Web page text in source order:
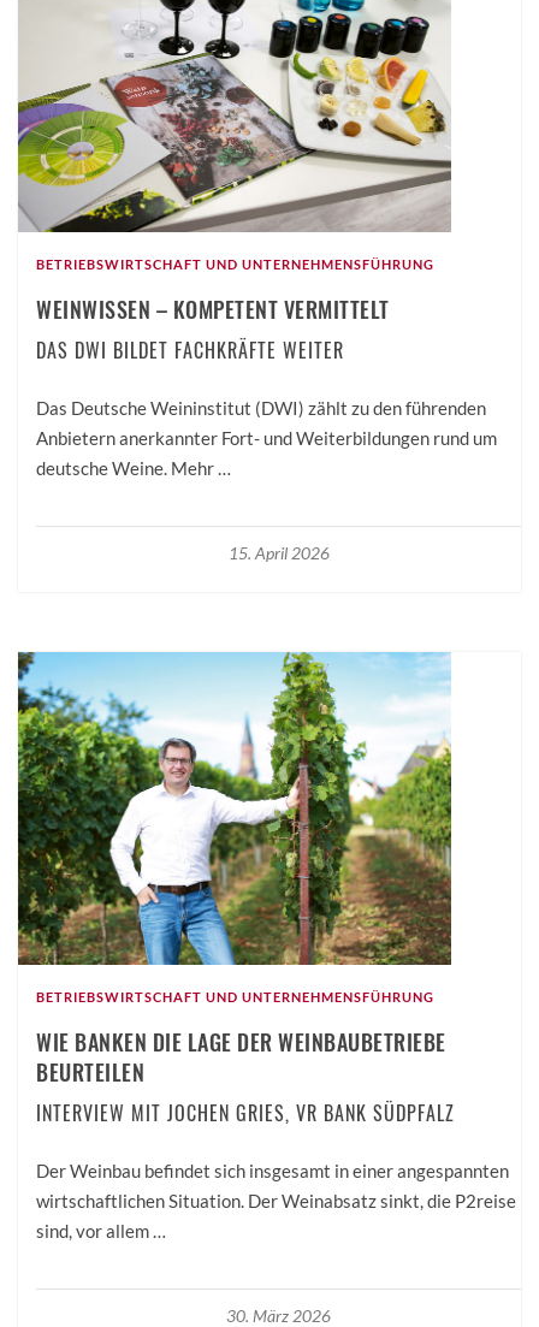
BETRIEBSWIRTSCHAFT UND UNTERNEHMENSFÜHRUNG
WEINWISSEN – KOMPETENT VERMITTELT
DAS DWI BILDET FACHKRÄFTE WEITER
Das Deutsche Weininstitut (DWI) zählt zu den führenden
Anbietern anerkannter Fort- und Weiterbildungen rund um
deutsche Weine. Mehr …
15. April 2026
BETRIEBSWIRTSCHAFT UND UNTERNEHMENSFÜHRUNG
WIE BANKEN DIE LAGE DER WEINBAUBETRIEBE
BEURTEILEN
INTERVIEW MIT JOCHEN GRIES, VR BANK SÜDPFALZ
Der Weinbau befindet sich insgesamt in einer angespannten
wirtschaftlichen Situation. Der Weinabsatz sinkt, die P2reise
sind, vor allem …
30. März 2026